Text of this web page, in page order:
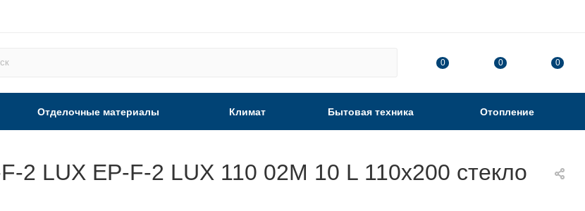
0 0 0
Отделочные материалы Климат Бытовая техника Отопление
2 LUX EP-F-2 LUX 110 02М 10 L 110х200 стекло